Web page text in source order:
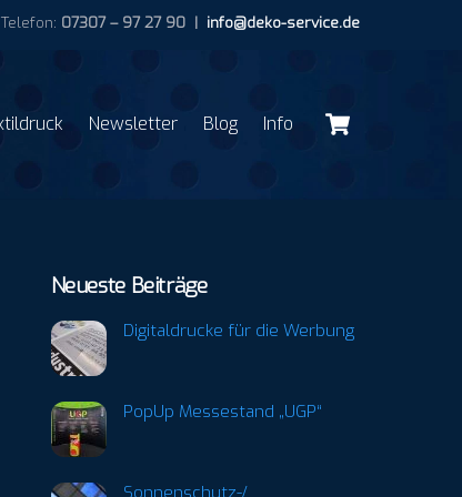
07307 – 97 27 90 | info@deko-service.de
Newsletter Blog Info
Neueste Beiträge
Digitaldrucke für die Werbung
PopUp Messestand „UGP“
Sonnenschutz-/